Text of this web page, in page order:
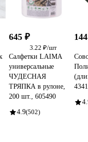
645 ₽
3.22 ₽/шт
Салфетки LAIMA
универсальные
ЧУДЕСНАЯ
ТРЯПКА в рулоне,
200 шт., 605490
4.9(502)